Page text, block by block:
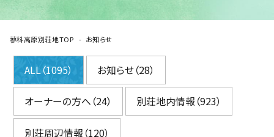
蓼科高原別荘地TOP お知らせ
ALL（1095） お知らせ（28）
オーナーの方へ（24） 別荘地内情報（923）
別荘周辺情報（120）